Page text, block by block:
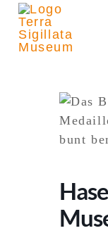
Zum
Inhalt
springen